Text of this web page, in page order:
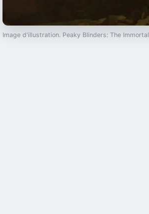
Image d'illustration. Peaky Blinders: The